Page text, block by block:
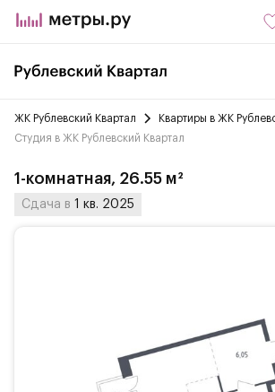
ЖК Рублевский Квартал
Квартиры в ЖК
Студия в ЖК Рублевский Квартал
1-комнатная, 26.55 м²
Сдача в 1 кв. 2025